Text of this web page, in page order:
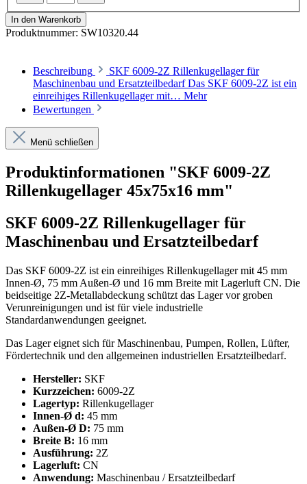
In den Warenkorb
Produktnummer: SW10320.44
Beschreibung
SKF 6009-2Z Rillenkugellager für
Maschinenbau und Ersatzteilbedarf Das SKF 6009-2Z ist ein
einreihiges Rillenkugellager mit… Mehr
Bewertungen
Menü schließen
Produktinformationen "SKF 6009-2Z
Rillenkugellager 45x75x16 mm"
SKF 6009-2Z Rillenkugellager für
Maschinenbau und Ersatzteilbedarf
Das SKF 6009-2Z ist ein einreihiges Rillenkugellager mit 45 mm
Innen-Ø, 75 mm Außen-Ø und 16 mm Breite mit Lagerluft CN. Die
beidseitige 2Z-Metallabdeckung schützt das Lager vor groben
Verunreinigungen und ist für viele industrielle
Standardanwendungen geeignet.
Das Lager eignet sich für Maschinenbau, Pumpen, Rollen, Lüfter,
Fördertechnik und den allgemeinen industriellen Ersatzteilbedarf.
Hersteller: SKF
Kurzzeichen: 6009-2Z
Lagertyp: Rillenkugellager
Innen-Ø d: 45 mm
Außen-Ø D: 75 mm
Breite B: 16 mm
Ausführung: 2Z
Lagerluft: CN
Anwendung: Maschinenbau / Ersatzteilbedarf